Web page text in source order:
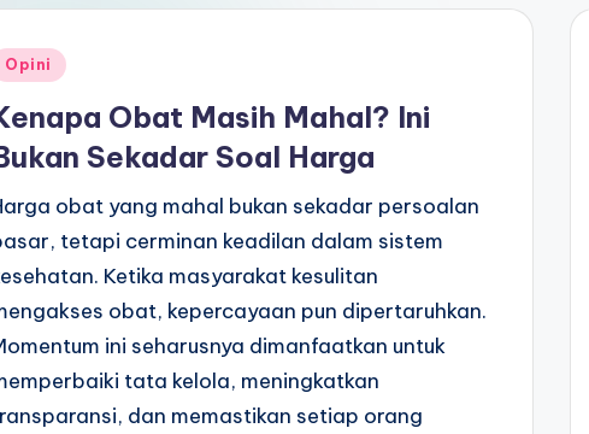
Opini
Obat Masih Mahal? Ini
Sekadar Soal Harga
obat yang mahal bukan sekadar persoalan
tetapi cerminan keadilan dalam sistem
Ketika masyarakat kesulitan
obat, kepercayaan pun dipertaruhkan.
ini seharusnya dimanfaatkan untuk
tata kelola, meningkatkan
dan memastikan setiap orang